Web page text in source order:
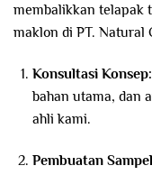
membalikkan telapak
maklon di PT. Natural
Konsultasi Konsep:
bahan utama, dan
ahli kami.
Pembuatan